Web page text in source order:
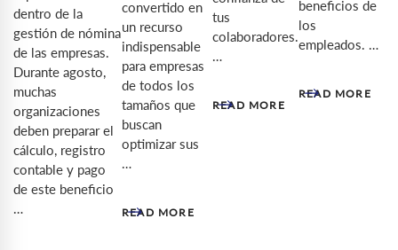
dentro de la
gestión de nómina
de las empresas.
Durante agosto,
muchas
organizaciones
deben preparar el
cálculo, registro
contable y pago
de este beneficio
…
convertido en
un recurso
indispensable
para empresas
de todos los
tamaños que
buscan
optimizar sus
…
READ MORE
tus
colaboradores.
…
READ MORE
beneficios de
los
empleados. …
READ MORE